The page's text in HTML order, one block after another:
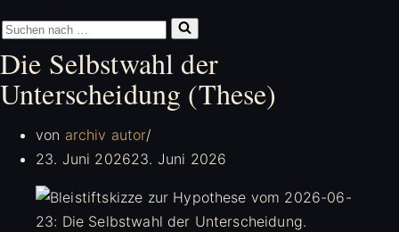
Suchen
nach …
Die Selbstwahl der
Unterscheidung (These)
von archiv autor
23. Juni 202623. Juni 2026